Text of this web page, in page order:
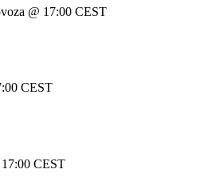
@ 17:00 CEST
CEST
CEST